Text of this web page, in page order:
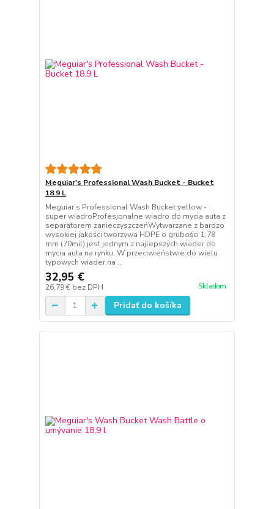
Meguiar's Professional Wash Bucket - Bucket
18.9 L
Meguiar’s Professional Wash Bucket yellow -
super wiadroProfesjonalne wiadro do mycia auta z
separatorem zanieczyszczeńWytwarzane z bardzo
wysokiej jakości tworzywa HDPE o grubości 1,78
mm (70mil) jest jednym z najlepszych wiader do
mycia auta na rynku. W przeciwieństwie do wielu
typowych wiader na ...
32,95 €
26,79 € bez DPH Skladom
Pridať do košíka